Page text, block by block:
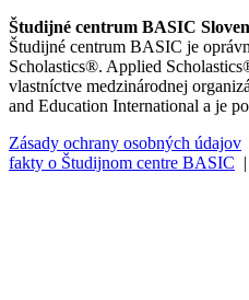
Študijné centrum BASIC
Študijné centrum BASIC je
Scholastics®. Applied
vlastníctve medzinárodnej
and Education International a je
Zásady ochrany osobných údajov
fakty o Študijnom centre BASIC